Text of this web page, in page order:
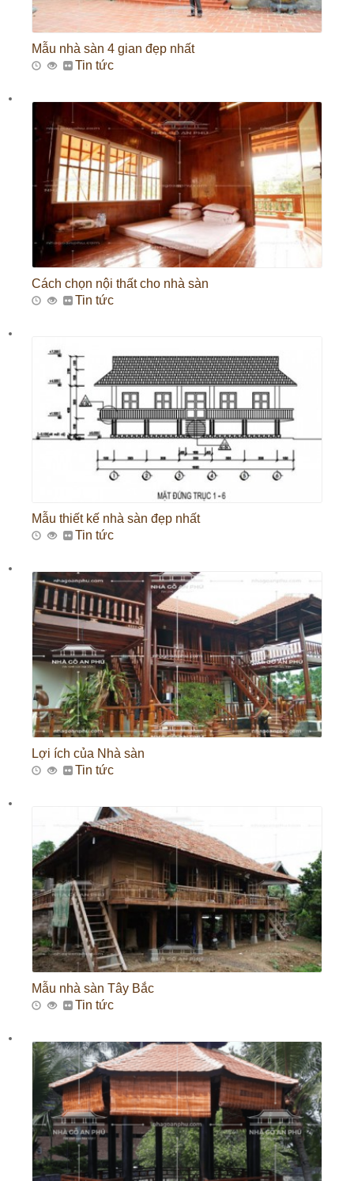
Mẫu nhà sàn 4 gian đẹp nhất
Tin tức
Cách chọn nội thất cho nhà sàn
Tin tức
Mẫu thiết kế nhà sàn đẹp nhất
Tin tức
Lợi ích của Nhà sàn
Tin tức
Mẫu nhà sàn Tây Bắc
Tin tức